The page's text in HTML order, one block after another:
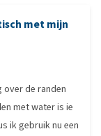
met mijn
over de randen
met water is ie
ik gebruik nu een